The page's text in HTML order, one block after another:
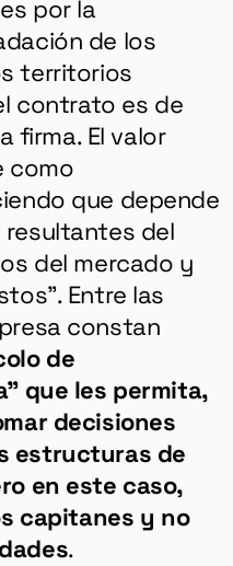
por la
de los
territorios
contrato es de
firma. El valor
como
que depende
resultantes del
del mercado y
Entre las
constan
de
que les permita,
decisiones
estructuras de
en este caso,
capitanes y no
.